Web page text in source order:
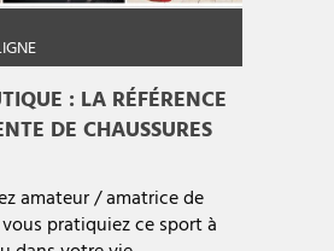
: LA RÉFÉRENCE
DE CHAUSSURES
amateur / amatrice de
pratiquiez ce sport à